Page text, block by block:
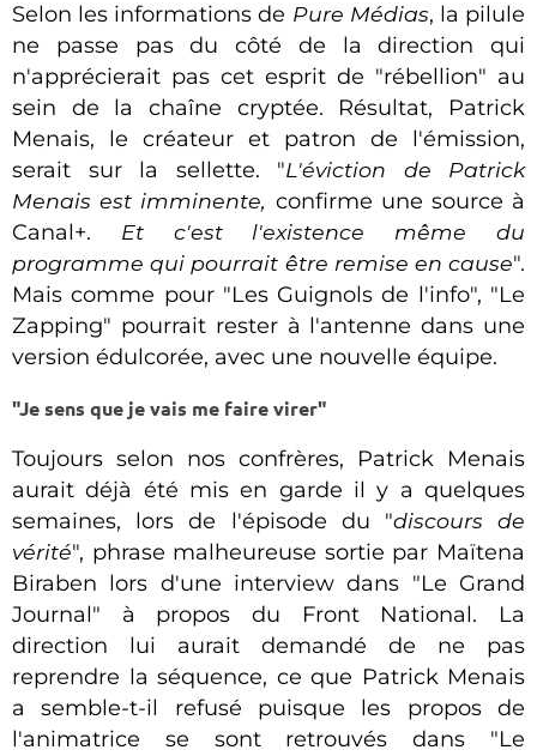
Selon les informations de Pure Médias, la pilule
ne passe pas du côté de la direction qui
n'apprécierait pas cet esprit de "rébellion" au
sein de la chaîne cryptée. Résultat, Patrick
Menais, le créateur et patron de l'émission,
serait sur la sellette. "L'éviction de Patrick
Menais est imminente, confirme une source à
Canal+. Et c'est l'existence même du
programme qui pourrait être remise en cause".
Mais comme pour "Les Guignols de l'info", "Le
Zapping" pourrait rester à l'antenne dans une
version édulcorée, avec une nouvelle équipe.
"Je sens que je vais me faire virer"
Toujours selon nos confrères, Patrick Menais
aurait déjà été mis en garde il y a quelques
semaines, lors de l'épisode du "discours de
vérité", phrase malheureuse sortie par Maïtena
Biraben lors d'une interview dans "Le Grand
Journal" à propos du Front National. La
direction lui aurait demandé de ne pas
reprendre la séquence, ce que Patrick Menais
a semble-t-il refusé puisque les propos de
l'animatrice se sont retrouvés dans "Le